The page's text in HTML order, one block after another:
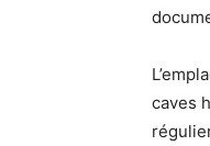
caves